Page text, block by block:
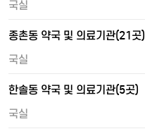
국실
종촌동 약국 및 의료기관(21곳)
국실
한솔동 약국 및 의료기관(5곳)
국실